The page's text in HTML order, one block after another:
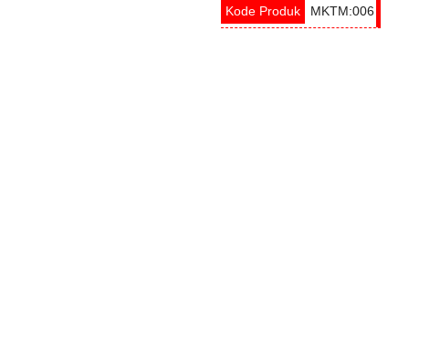
MKTM:006